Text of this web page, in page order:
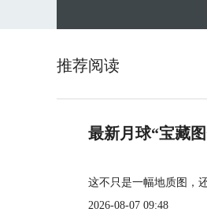
推荐阅读
最新月球“宝藏
这不只是一幅地质图，
2026-08-07 09:48